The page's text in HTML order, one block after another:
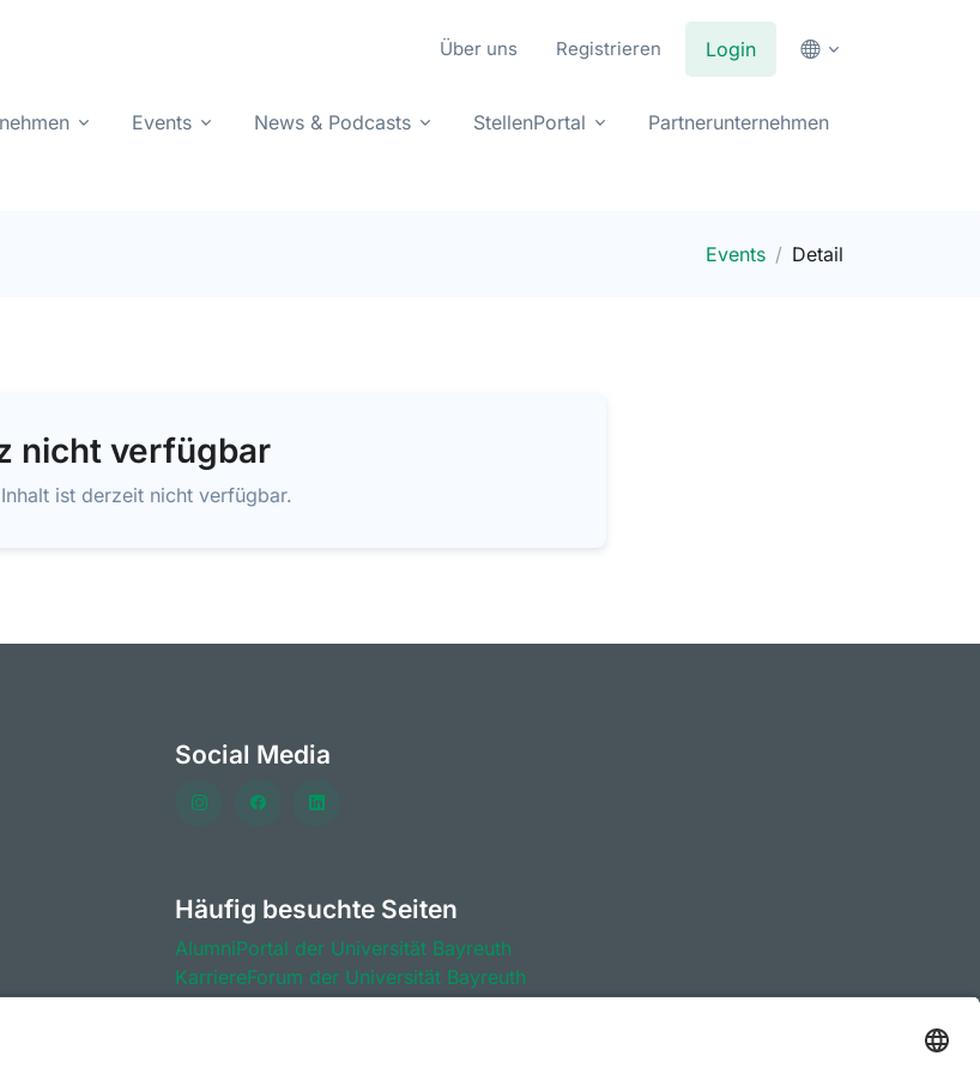
Über uns Registrieren Login
Events News & Podcasts StellenPortal Partnerunternehmen
Events Detail
nicht verfügbar
ist derzeit nicht verfügbar.
Social Media
Häufig besuchte Seiten
AlumniPortal der Universität Bayreuth
KarriereForum der Universität Bayreuth